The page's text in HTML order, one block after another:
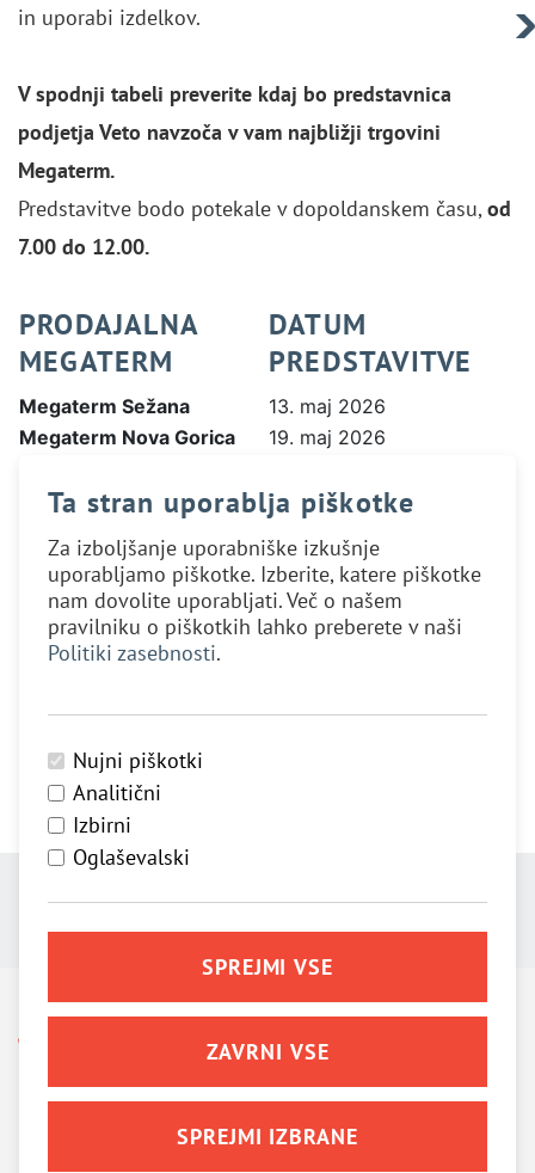
Ta stran uporablja piškotke
Za izboljšanje uporabniške izkušnje
uporabljamo piškotke. Izberite, katere piškotke
nam dovolite uporabljati. Več o našem
pravilniku o piškotkih lahko preberete v naši
Politiki zasebnosti.
Nujni piškotki
Analitični
Izbirni
Oglaševalski
SPREJMI VSE
ZAVRNI VSE
SPREJMI IZBRANE
in uporabi izdelkov.
V spodnji tabeli preverite kdaj bo predstavnica
podjetja Veto navzoča v vam najbližji trgovini
Megaterm.
Predstavitve bodo potekale v dopoldanskem času,od
7.00 do 12.00.
PRODAJALNA
MEGATERM
DATUM
PREDSTAVITVE
Megaterm Sežana
13. maj 2026
Megaterm Nova Gorica
19. maj 2026
e-novice